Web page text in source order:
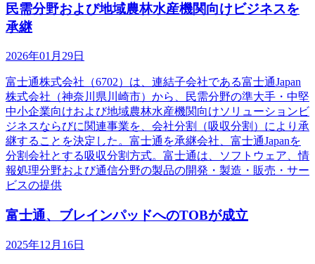
民需分野および地域農林水産機関向けビジネスを
承継
2026年01月29日
富士通株式会社（6702）は、連結子会社である富士通Japan
株式会社（神奈川県川崎市）から、民需分野の準大手・中堅
中小企業向けおよび地域農林水産機関向けソリューションビ
ジネスならびに関連事業を、会社分割（吸収分割）により承
継することを決定した。富士通を承継会社、富士通Japanを
分割会社とする吸収分割方式。富士通は、ソフトウェア、情
報処理分野および通信分野の製品の開発・製造・販売・サー
ビスの提供
富士通、ブレインパッドへのTOBが成立
2025年12月16日